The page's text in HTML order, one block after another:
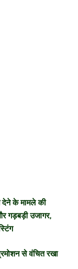
देने के मामले की
गड़बड़ी उजागर,
से वंचित रखा